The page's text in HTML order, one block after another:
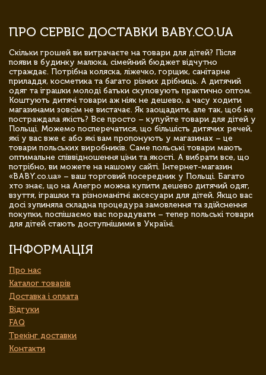
ПРО СЕРВІС ДОСТАВКИ BABY.CO.UA
Скільки грошей ви витрачаєте на товари для дітей? Після
появи в будинку малюка, сімейний бюджет відчутно
страждає. Потрібна коляска, ліжечко, горщик, санітарне
приладдя, косметика та багато різних дрібниць. А дитячий
одяг та іграшки молоді батьки скуповують практично оптом.
Коштують дитячі товари аж ніяк не дешево, а часу ходити
магазинами зовсім не вистачає. Як заощадити, але так, щоб не
постраждала якість? Все просто – купуйте товари для дітей у
Польщі. Можемо посперечатися, що більшість дитячих речей,
які у вас вже є або які вам пропонують у магазинах – це
товари польських виробників. Саме польські товари мають
оптимальне співвідношення ціни та якості. А вибрати все, що
потрібно, ви можете на нашому сайті. Інтернет-магазин
«BABY.co.ua» – ваш торговий посередник у Польщі. Багато
хто знає, що на Алегро можна купити дешево дитячий одяг,
взуття, іграшки та різноманітні аксесуари для дітей. Якщо вас
досі зупиняла складна процедура замовлення та здійснення
покупки, поспішаємо вас порадувати – тепер польські товари
для дітей стають доступнішими в Україні.
ІНФОРМАЦІЯ
Про нас
Каталог товарів
Доставка і оплата
Відгуки
FAQ
Трекінг доставки
Контакти